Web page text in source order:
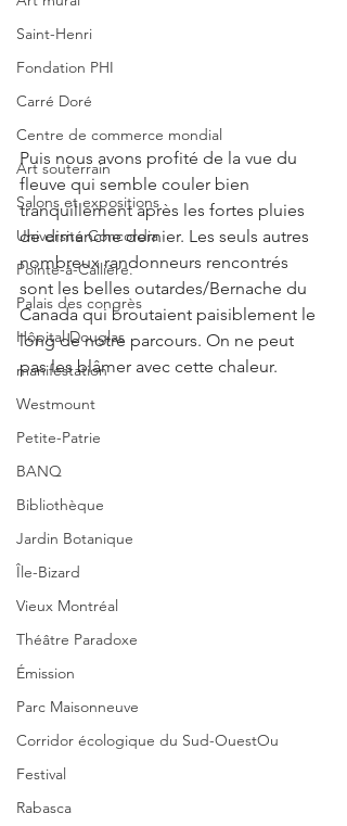
Saint-Henri
Fondation PHI
Carré Doré
Centre de commerce mondial
Art souterrain
Salons et expositions
Université Concordia
Pointe-à-Callière.
Palais des congrès
Hôpital Douglas
manifestation
Westmount
Petite-Patrie
BANQ
Bibliothèque
Jardin Botanique
Île-Bizard
Vieux Montréal
Théâtre Paradoxe
Émission
Parc Maisonneuve
Corridor écologique du Sud-OuestOu
Festival
Rabasca
Puis nous avons profité de la vue du
fleuve qui semble couler bien
tranquillement après les fortes pluies
de dimanche dernier. Les seuls autres
nombreux randonneurs rencontrés
sont les belles outardes/Bernache du
Canada qui broutaient paisiblement le
long de notre parcours. On ne peut
pas les blâmer avec cette chaleur.